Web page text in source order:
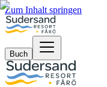
Zum Inhalt springen
Buch